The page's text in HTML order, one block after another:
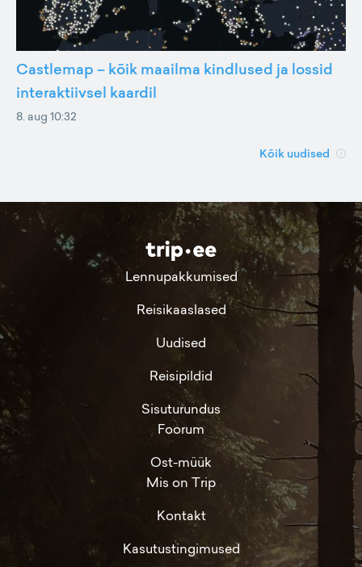
Castlemap – kõik maailma kindlused ja lossid
interaktiivsel kaardil
8. aug 10:32
Kõik uudised
Lennupakkumised
Reisikaaslased
Uudised
Reisipildid
Sisuturundus
Foorum
Ost-müük
Mis on Trip
Kontakt
Kasutustingimused